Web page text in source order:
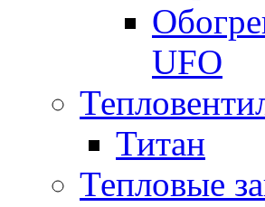
UFO
Титан
Тепловые